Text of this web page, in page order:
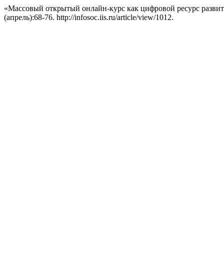
«Массовый открытый онлайн-курс как цифровой ресурс
(апрель):68-76. http://infosoc.iis.ru/article/view/1012.